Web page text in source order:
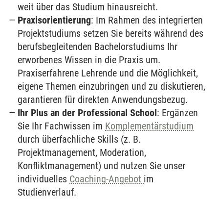
weit über das Studium hinausreicht.
Praxisorientierung: Im Rahmen des integrierten
Projektstudiums setzen Sie bereits während des
berufsbegleitenden Bachelorstudiums Ihr
erworbenes Wissen in die Praxis um.
Praxiserfahrene Lehrende und die Möglichkeit,
eigene Themen einzubringen und zu diskutieren,
garantieren für direkten Anwendungsbezug.
Ihr Plus an der Professional School: Ergänzen
Sie Ihr Fachwissen im Komplementärstudium
durch überfachliche Skills (z. B.
Projektmanagement, Moderation,
Konfliktmanagement) und nutzen Sie unser
individuelles Coaching-Angebot im
Studienverlauf.